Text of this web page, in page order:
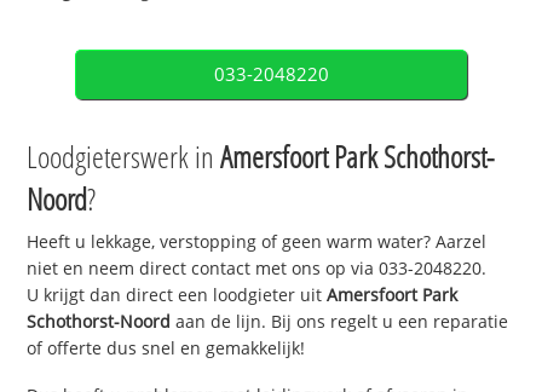
033-2048220
Loodgieterswerk inAmersfoort Park Schothorst-
Noord?
Heeft u lekkage, verstopping of geen warm water? Aarzel
niet en neem direct contact met ons op via 033-2048220.
U krijgt dan direct een loodgieter uitAmersfoort Park
Schothorst-Noord aan de lijn. Bij ons regelt u een reparatie
of offerte dus snel en gemakkelijk!